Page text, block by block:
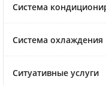
Система
Система охлаждения
Ситуативные услуги